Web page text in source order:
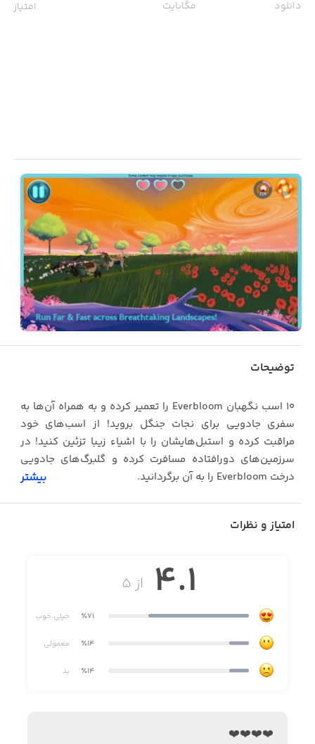
دانلود مگابایت امتیاز
توضیحات
۱۰ اسب نگهبان Everbloom را تعمیر کرده و به همراه آن‌ها به
سفری جادویی برای نجات جنگل بروید! از اسب‌های خود
مراقبت کرده و استبل‌هایشان را با اشیاء زیبا تزئین کنید! در
سرزمین‌های دورافتاده مسافرت کرده و گلبرگ‌های جادویی
درخت Everbloom را به آن برگردانید.
· ۱۰ اسب نگهبان با شخصیت‌های جادویی و خاص
· با استفاده از قدرت‌های نگهبانان از موانع عبور کرده، آن‌ها را
بشکنید یا حتی از روی آن‌ها پرواز کنید
· سر تا پای اسب‌های نگهبان خود را با زره‌های جادویی
· استبل خود را با اشیاء زیبا تزئین کنید
بیشتر
امتیاز و نظرات
از ۵ 4.1
٪71 خیلی خوب
٪14 معمولی
٪14 بد
❤️❤️❤️❤️